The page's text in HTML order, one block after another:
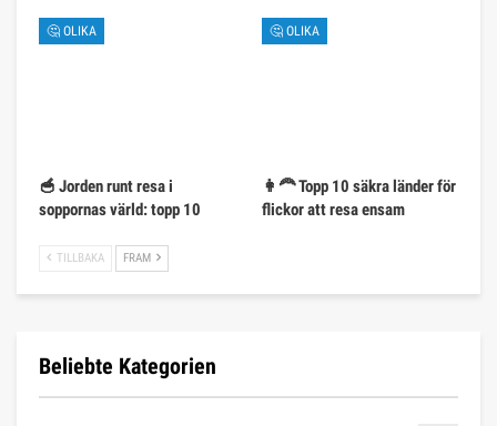
🤔 OLIKA
🥣 Jorden runt resa i
soppornas värld: topp 10
🤔 OLIKA
👩‍🦰 Topp 10 säkra länder för
flickor att resa ensam
TILLBAKA FRAM
Beliebte Kategorien